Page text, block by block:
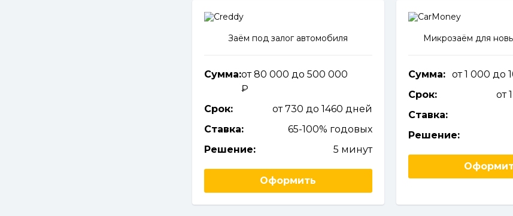
Заём под залог автомобиля
Сумма:от 80 000 до 500 000
Срок:
от 730 до 1460 дней
Ставка:
65-100% годовых
Решение:
5 минут
Оформить
Микрозаём для
Сумма: от 1 000 до
Срок:
от
Ставка:
Решение: